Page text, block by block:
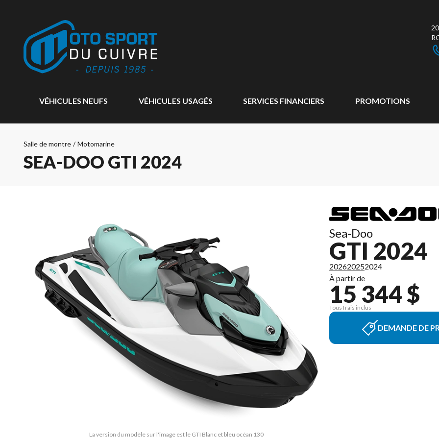
VÉHICULES NEUFS VÉHICULES USAGÉS SERVICES FINANCIERS PROMOTIONS
Salle de montre / Motomarine
SEA-DOO GTI 2024
La version du modèle sur l'image est le GTI Blanc et bleu océan 130
Sea-Doo
GTI 2024
202620252024
À partir de
15 344 $
Tous frais inclus
DEMANDE DE